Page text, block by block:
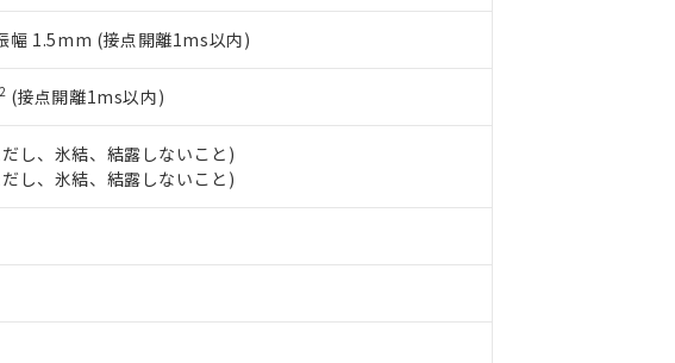
幅 1.5mm (接点開離1ms以内)
2 (接点開離1ms以内)
し、氷結、結露しないこと)
し、氷結、結露しないこと)
フタル酸エステル類４物質の対応では、対応完了までの期間は出荷製品に未対応品が
考欄に対応日を記載しておりました。
。